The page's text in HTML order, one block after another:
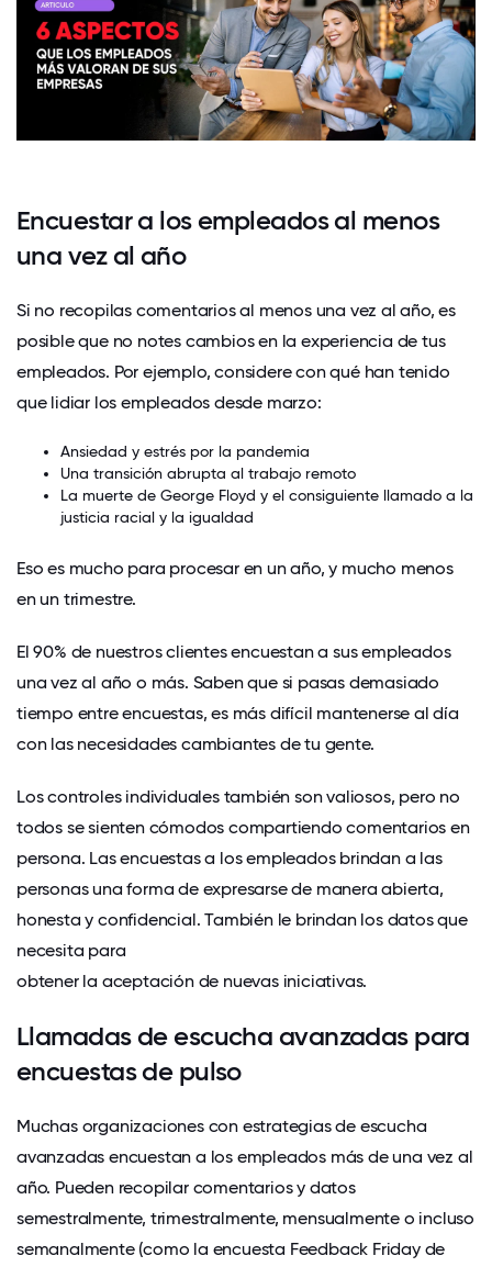
Encuestar a los empleados al menos
una vez al año
Si no recopilas comentarios al menos una vez al año, es
posible que no notes cambios en la experiencia de tus
empleados. Por ejemplo, considere con qué han tenido
que lidiar los empleados desde marzo:
Ansiedad y estrés por la pandemia
Una transición abrupta al trabajo remoto
La muerte de George Floyd y el consiguiente llamado a la
justicia racial y la igualdad
Eso es mucho para procesar en un año, y mucho menos
en un trimestre.
El 90% de nuestros clientes encuestan a sus empleados
una vez al año o más. Saben que si pasas demasiado
tiempo entre encuestas, es más difícil mantenerse al día
con las necesidades cambiantes de tu gente.
Los controles individuales también son valiosos, pero no
todos se sienten cómodos compartiendo comentarios en
persona. Las encuestas a los empleados brindan a las
personas una forma de expresarse de manera abierta,
honesta y confidencial. También le brindan los datos que
necesita para
obtener la aceptación de nuevas iniciativas.
Llamadas de escucha avanzadas para
encuestas de pulso
Muchas organizaciones con estrategias de escucha
avanzadas encuestan a los empleados más de una vez al
año. Pueden recopilar comentarios y datos
semestralmente, trimestralmente, mensualmente o incluso
semanalmente (como la encuesta Feedback Friday de